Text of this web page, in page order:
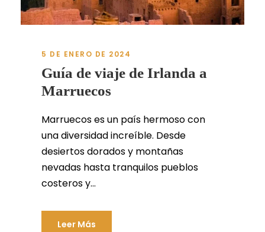
5 DE ENERO DE 2024
Guía de viaje de Irlanda a
Marruecos
Marruecos es un país hermoso con
una diversidad increíble. Desde
desiertos dorados y montañas
nevadas hasta tranquilos pueblos
costeros y...
Leer Más